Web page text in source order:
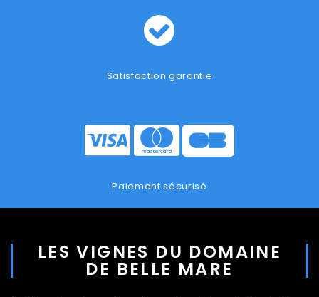
Satisfaction garantie
Paiement sécurisé
LES VIGNES DU DOMAINE
DE BELLE MARE